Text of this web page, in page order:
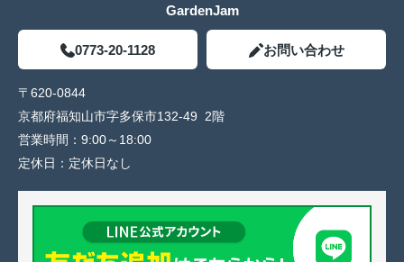
GardenJam
0773-20-1128 お問い合わせ
〒620-0844
京都府福知山市字多保市132-49 2階
営業時間： 9:00～18:00
定休日： 定休日なし